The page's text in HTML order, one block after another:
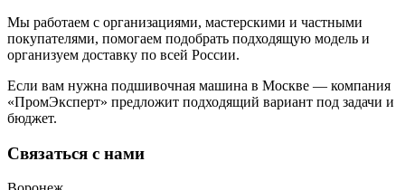
Мы работаем с организациями, мастерскими и частными
покупателями, помогаем подобрать подходящую модель и
организуем доставку по всей России.
Если вам нужна подшивочная машина в Москве — компания
«ПромЭксперт» предложит подходящий вариант под задачи и
бюджет.
Связаться с нами